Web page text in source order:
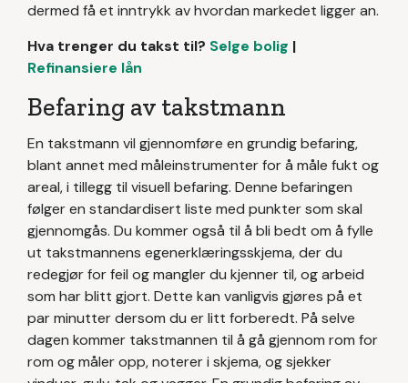
dermed få et inntrykk av hvordan markedet ligger an.
Hva trenger du takst til? Selge bolig |
Refinansiere lån
Befaring av takstmann
En takstmann vil gjennomføre en grundig befaring,
blant annet med måleinstrumenter for å måle fukt og
areal, i tillegg til visuell befaring. Denne befaringen
følger en standardisert liste med punkter som skal
gjennomgås. Du kommer også til å bli bedt om å fylle
ut takstmannens egenerklæringsskjema, der du
redegjør for feil og mangler du kjenner til, og arbeid
som har blitt gjort. Dette kan vanligvis gjøres på et
par minutter dersom du er litt forberedt. På selve
dagen kommer takstmannen til å gå gjennom rom for
rom og måler opp, noterer i skjema, og sjekker